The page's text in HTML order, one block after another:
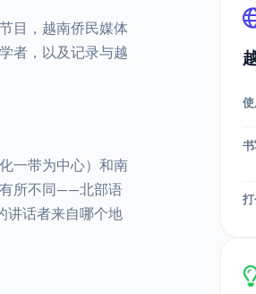
目，越南侨民媒体
者，以及记录与越
一带为中心）和南
所不同——北部语
讲话者来自哪个地